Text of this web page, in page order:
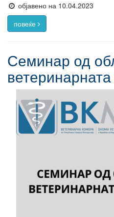
објавено на 10.04.2023
повеќе
Семинар од